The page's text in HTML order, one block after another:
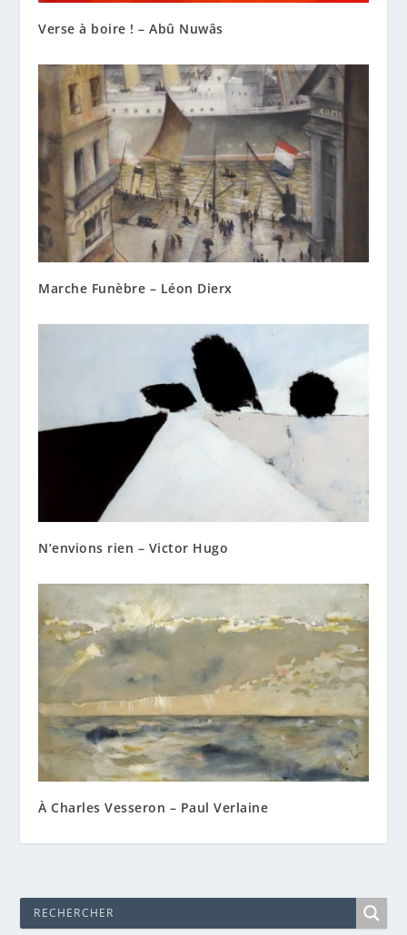
Verse à boire ! – Abû Nuwâs
Marche Funèbre – Léon Dierx
N’envions rien – Victor Hugo
À Charles Vesseron – Paul Verlaine